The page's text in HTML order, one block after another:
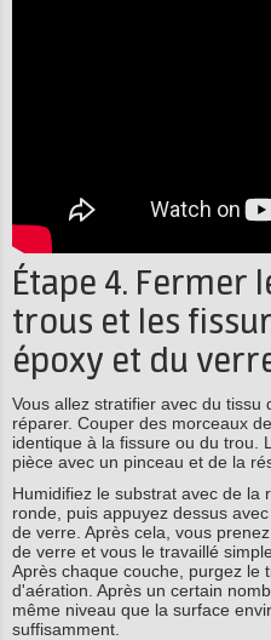
Étape 4. Fermer
trous et les
époxy et du
Vous allez stratifier avec du
réparer. Couper des morceaux
identique à la fissure ou du trou.
pièce avec un pinceau et de la
Humidifiez le substrat avec de la
ronde, puis appuyez dessus
de verre. Après cela, vous
de verre et vous le travaillé
Après chaque couche, purgez le
d'aération. Après un certain
même niveau que la surface
suffisamment.